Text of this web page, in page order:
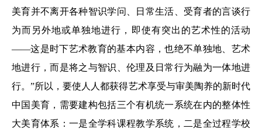
美育并不离开各种智识学问、日常生活、受育者的言谈行
为而另外地或单独地进行，即使有突出的艺术性的活动
——这是时下艺术教育的基本内容，也绝不单独地、艺术
地进行，而是将之与智识、伦理及日常行为融为一体地进
行。”所以，要使人人都获得艺术享受与审美陶养的新时代
中国美育，需要建构包括三个有机统一系统在内的整体性
大美育体系：一是全学科课程教学系统，二是全过程学校